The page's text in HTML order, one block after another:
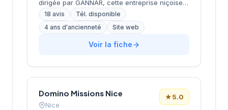
dirigée par GANNAR, cette entreprise niçoise
intervient dans le recrutement et
l'accompagnement des entreprises. Basée
avenue de Saint-Sylvestre dans le 6e
arrondissement de Nice, elle développe une
locale.
18 avis
Tél. disponible
4 ans d'ancienneté
Site web
Voir la fiche
Domino Missions Nice
Nice
★5.0